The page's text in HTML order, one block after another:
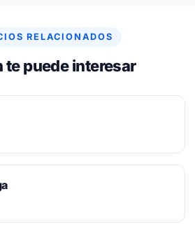
RELACIONADOS
te puede interesar